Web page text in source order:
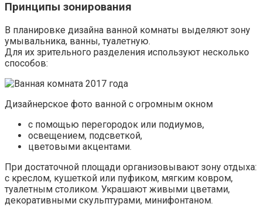
Принципы зонирования
В планировке дизайна ванной комнаты выделяют зону
умывальника, ванны, туалетную.
Для их зрительного разделения используют несколько
способов:
Дизайнерское фото ванной с огромным окном
с помощью перегородок или подиумов,
освещением, подсветкой,
цветовыми акцентами.
При достаточной площади организовывают зону отдыха:
с креслом, кушеткой или пуфиком, мягким ковром,
туалетным столиком. Украшают живыми цветами,
декоративными скульптурами, минифонтаном.